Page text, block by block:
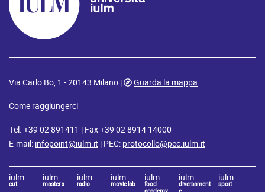
Via Carlo Bo, 1 - 20143 Milano |
Guarda la mappa
Come raggiungerci
Tel. +39 02 891411 | Fax +39 02 8914 14000
E-mail: infopoint@iulm.it | PEC: protocollo@pec.iulm.it
iulm
cut
iulm
master x
iulm
radio
iulm
movie lab
iulm
food
iulm
diversament
iulm
sport